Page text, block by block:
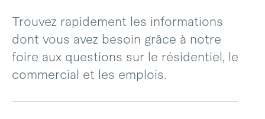
Trouvez rapidement les informations
dont vous avez besoin grâce à notre
foire aux questions sur le résidentiel, le
commercial et les emplois.